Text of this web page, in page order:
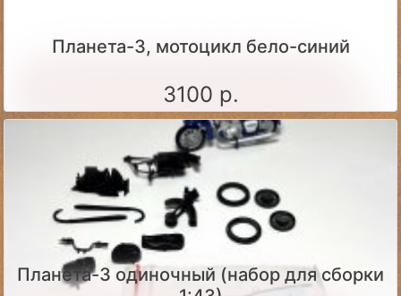
Планета-3, мотоцикл бело-синий
3100 р.
Планета-3 одиночный (набор для сборки